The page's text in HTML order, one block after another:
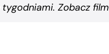
Zobacz